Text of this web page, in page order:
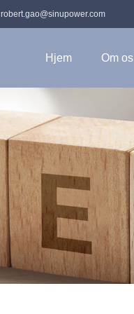
robert.gao@sinupower.com
Hjem Om os